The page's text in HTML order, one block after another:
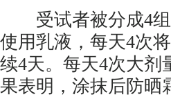
受试者被分成4组
使用乳液，每天4次
续4天。每天4次大剂
果表明，涂抹后防晒